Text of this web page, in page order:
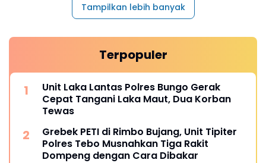
Tampilkan lebih banyak
Terpopuler
Unit Laka Lantas Polres Bungo Gerak
Cepat Tangani Laka Maut, Dua Korban
Tewas
Grebek PETI di Rimbo Bujang, Unit Tipiter
Polres Tebo Musnahkan Tiga Rakit
Dompeng dengan Cara Dibakar